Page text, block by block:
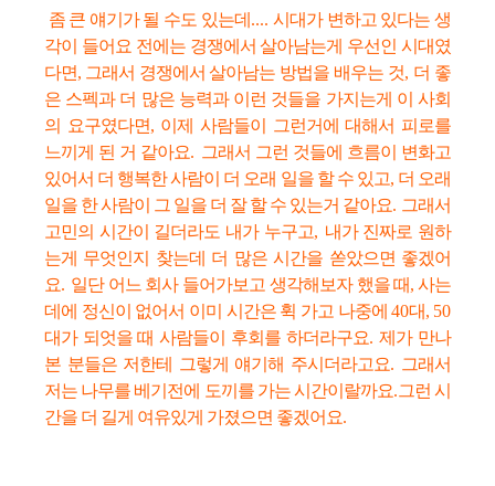
좀 큰 얘기가 될 수도 있는데 ....시대가 변하고 있다는 생
각이 들어요 전에는 경쟁에서 살아남는게 우선인 시대였
다면, 그래서 경쟁에서 살아남는 방법을 배우는 것, 더 좋
은 스펙과 더 많은 능력과 이런 것들을 가지는게 이 사회
의 요구였다면, 이제 사람들이 그런거에 대해서 피로를
느끼게 된 거 같아요. 그래서 그런 것들에 흐름이 변화고
있어서 더 행복한 사람이 더 오래 일을 할 수 있고, 더 오래
일을 한 사람이 그 일을 더 잘 할 수 있는거 같아요. 그래서
고민의 시간이 길더라도 내가 누구고, 내가 진짜로 원하
는게 무엇인지 찾는데 더 많은 시간을 쏟았으면 좋겠어
요. 일단 어느 회사 들어가보고 생각해보자 했을 때, 사는
데에 정신이 없어서 이미 시간은 휙 가고 나중에40대, 50
대가 되엇을 때 사람들이 후회를 하더라구요.제가 만나
본 분들은 저한테 그렇게 얘기해 주시더라고요. 그래서
저는 나무를 베기전에 도끼를 가는 시간이랄까요.그런 시
간을 더 길게 여유있게 가졌으면 좋겠어요.